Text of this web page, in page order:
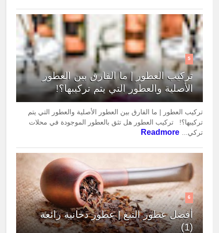
5
تركيب العطور | ما الفارق بين العطور
الأصلية والعطور التي يتم تركيبها؟!
تركيب العطور | ما الفارق بين العطور الأصلية والعطور التي يتم
تركيبها؟! تركيب العطور هل تثق بالعطور الموجودة في محلات
تركي...
Readmore
6
أفضل عطور التبغ | عطور دخانية رائعة
(1)